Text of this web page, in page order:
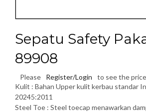
Sepatu Safety
89908
Please Register/Login
to see the price
Kulit : Bahan Upper kulit kerbau standar
20245:2011
Steel Toe : Steel toecap menawarkan